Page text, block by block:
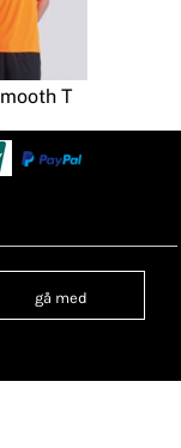
T
gå med